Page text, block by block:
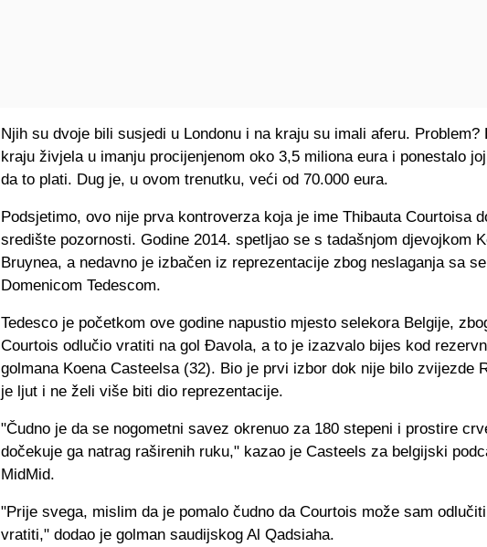
Njih su dvoje bili susjedi u Londonu i na kraju su imali aferu. Problem?
kraju živjela u imanju procijenjenom oko 3,5 miliona eura i ponestalo
da to plati. Dug je, u ovom trenutku, veći od 70.000 eura.
Podsjetimo, ovo nije prva kontroverza koja je ime Thibauta Courtoisa
središte pozornosti. Godine 2014. spetljao se s tadašnjom djevojkom
Bruynea, a nedavno je izbačen iz reprezentacije zbog neslaganja sa
Domenicom Tedescom.
Tedesco je početkom ove godine napustio mjesto selekora Belgije,
Courtois odlučio vratiti na gol Đavola, a to je izazvalo bijes kod
golmana Koena Casteelsa (32). Bio je prvi izbor dok nije bilo zvijezde
je ljut i ne želi više biti dio reprezentacije.
"Čudno je da se nogometni savez okrenuo za 180 stepeni i prostire
dočekuje ga natrag raširenih ruku," kazao je Casteels za belgijski
MidMid.
"Prije svega, mislim da je pomalo čudno da Courtois može sam
vratiti," dodao je golman saudijskog Al Qadsiaha.